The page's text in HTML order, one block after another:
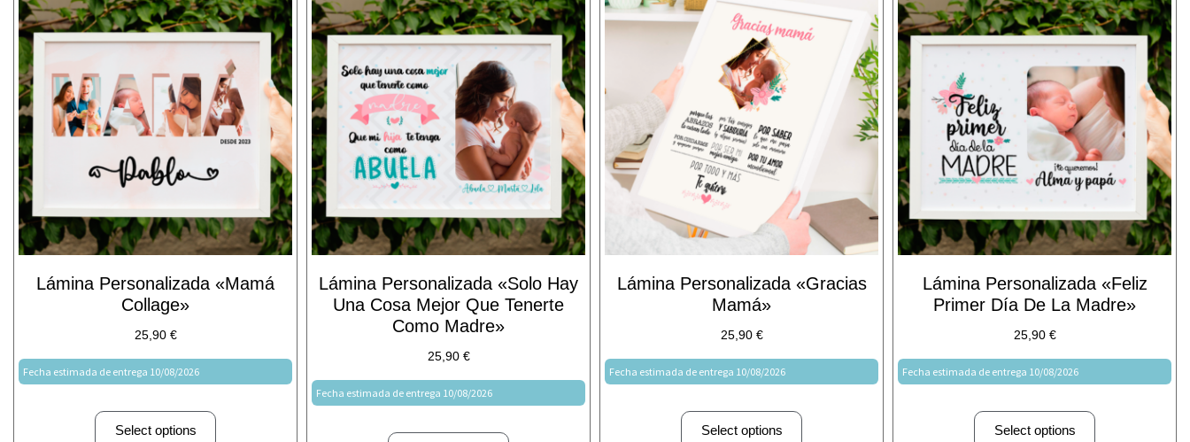
Lámina Personalizada «Mamá
Collage»
25,90 €
Fecha estimada de entrega 10/08/2026
Select options
Lámina Personalizada «Solo Hay
Una Cosa Mejor Que Tenerte
Como Madre»
25,90 €
Fecha estimada de entrega 10/08/2026
Lámina Personalizada «Gracias
Mamá»
25,90 €
Fecha estimada de entrega 10/08/2026
Select options
Lámina Personalizada «Feliz
Primer Día De La Madre»
25,90 €
Fecha estimada de entrega 10/08/2026
Select options